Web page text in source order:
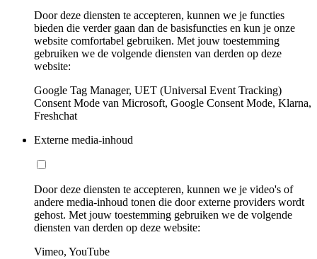
Door deze diensten te accepteren, kunnen we je functies
bieden die verder gaan dan de basisfuncties en kun je onze
website comfortabel gebruiken. Met jouw toestemming
gebruiken we de volgende diensten van derden op deze
website:
Google Tag Manager, UET (Universal Event Tracking)
Consent Mode van Microsoft, Google Consent Mode, Klarna,
Freshchat
Externe media-inhoud
Door deze diensten te accepteren, kunnen we je video's of
andere media-inhoud tonen die door externe providers wordt
gehost. Met jouw toestemming gebruiken we de volgende
diensten van derden op deze website:
Vimeo, YouTube